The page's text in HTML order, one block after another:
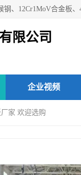
限公司
企业视频
家 欢迎选购